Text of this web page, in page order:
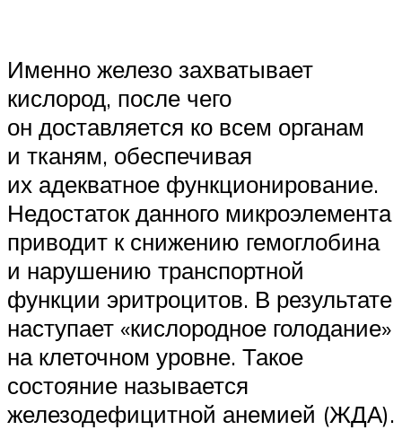
Именно железо захватывает
кислород, после чего
он доставляется ко всем органам
и тканям, обеспечивая
их адекватное функционирование.
Недостаток данного микроэлемента
приводит к снижению гемоглобина
и нарушению транспортной
функции эритроцитов. В результате
наступает «кислородное голодание»
на клеточном уровне. Такое
состояние называется
железодефицитной анемией (ЖДА).